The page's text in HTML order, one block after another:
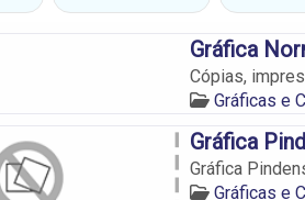
Gráfica
Cópias,
Gráficas e
Gráfica
Gráfica
Gráficas e